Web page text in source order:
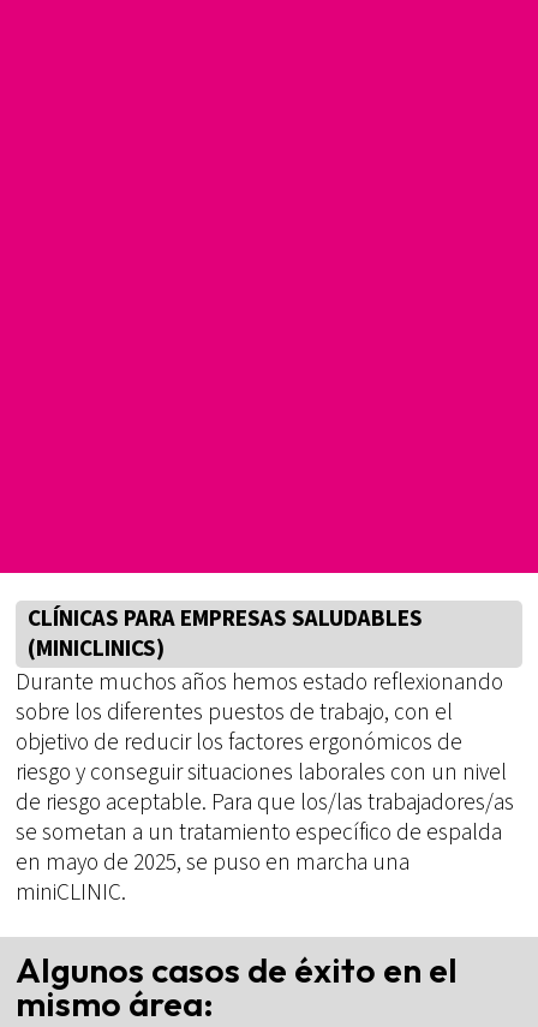
CLÍNICAS PARA EMPRESAS SALUDABLES
(MINICLINICS)
Durante muchos años hemos estado reflexionando
sobre los diferentes puestos de trabajo, con el
objetivo de reducir los factores ergonómicos de
riesgo y conseguir situaciones laborales con un nivel
de riesgo aceptable. Para que los/las trabajadores/as
se sometan a un tratamiento específico de espalda
en mayo de 2025, se puso en marcha una
miniCLINIC.
Algunos casos de éxito en el
mismo área: